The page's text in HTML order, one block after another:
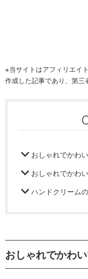
※当サイトはアフィリエイ
作成した記事であり、第三
おしゃれでかわ
おしゃれでかわ
ハンドクリーム
おしゃれでかわ